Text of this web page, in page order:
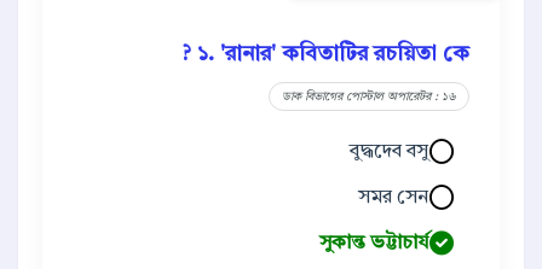
১. 'রানার' কবিতাটির রচয়িতা কে ?
ডাক বিভাগের পোস্টাল অপারেটর : ১৬
বুদ্ধদেব বসু
সমর সেন
সুকান্ত ভট্টাচার্য